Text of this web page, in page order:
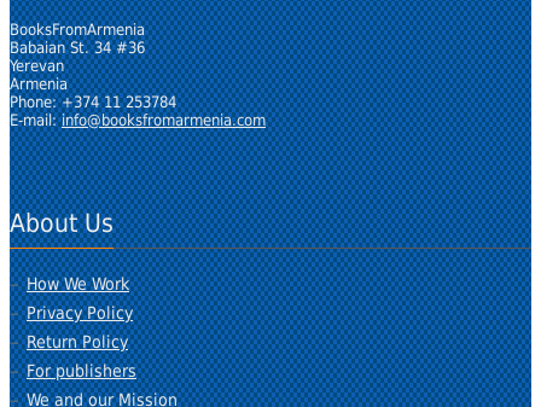
BooksFromArmenia
Babaian St. 34 #36
Yerevan
Armenia
Phone: +374 11 253784
E-mail:info@booksfromarmenia.com
About Us
How We Work
Privacy Policy
Return Policy
For publishers
We and our Mission